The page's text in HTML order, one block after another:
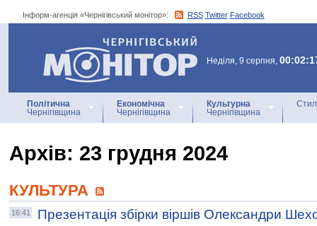
Інформ-агенція «Чернігівський монітор»: RSS Twitter Facebook
Інформ-агенція
«Чернігівський монітор»
Неділя, 9 серпня,
Політична
Чернігівщина
Економічна
Чернігівщина
Культурна
Чернігівщина
Архiв: 23 грудня 2024
КУЛЬТУРА
16:41
Презентація збірки віршів Олександри